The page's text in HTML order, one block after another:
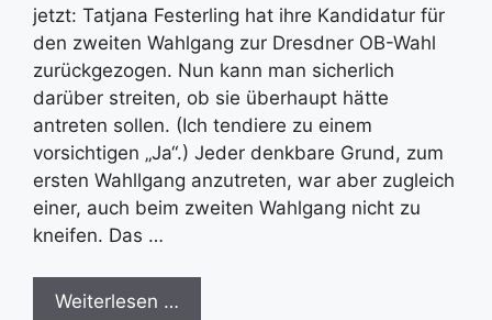
jetzt: Tatjana Festerling hat ihre Kandidatur für
den zweiten Wahlgang zur Dresdner OB-Wahl
zurückgezogen. Nun kann man sicherlich
darüber streiten, ob sie überhaupt hätte
antreten sollen. (Ich tendiere zu einem
vorsichtigen „Ja“.) Jeder denkbare Grund, zum
ersten Wahllgang anzutreten, war aber zugleich
einer, auch beim zweiten Wahlgang nicht zu
kneifen. Das …
Weiterlesen …